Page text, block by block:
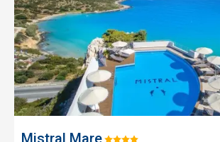
Mistral Mare